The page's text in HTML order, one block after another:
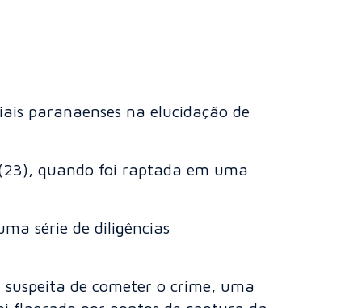
paranaenses na elucidação de
quando foi raptada em uma
série de diligências
de cometer o crime, uma